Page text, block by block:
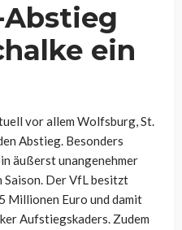
ein
vor allem Wolfsburg, St.
Abstieg. Besonders
äußerst unangenehmer
Saison. Der VfL besitzt
Millionen Euro und damit
Aufstiegskaders. Zudem